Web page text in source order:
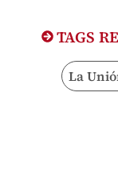
TAGS
La